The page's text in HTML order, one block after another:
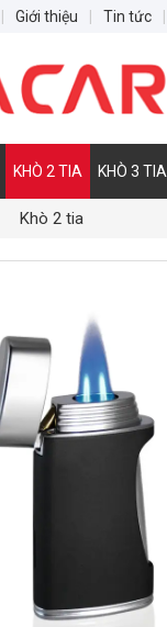
KHÒ 2 TIA KHÒ 3 TIA
Khò 2 tia
Giới thiệu Tin tức